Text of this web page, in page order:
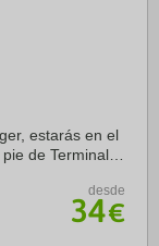
estarás en el
de Terminal
desde
34€